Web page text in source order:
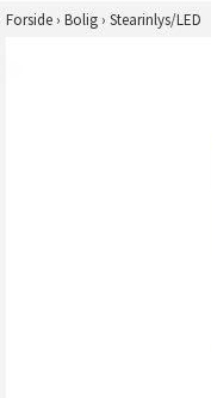
Forside › Bolig › Stearinlys/LED